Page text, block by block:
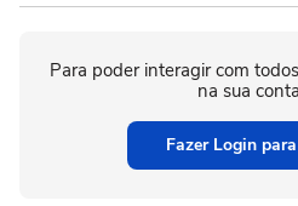
Para poder interagir com
na sua
Fazer Login